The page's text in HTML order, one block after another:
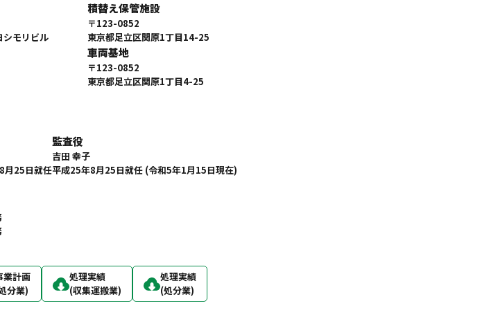
モリビル
積替え保管施設
〒123-0852
東京都足立区関原1丁目14-25
車両基地
〒123-0852
東京都足立区関原1丁目4-25
月25日就任
監査役
吉田 幸子
平成25年8月25日就任 (令和5年1月15日現在)
業計画
分業)
処理実績
(収集運搬業)
処理実績
(処分業)